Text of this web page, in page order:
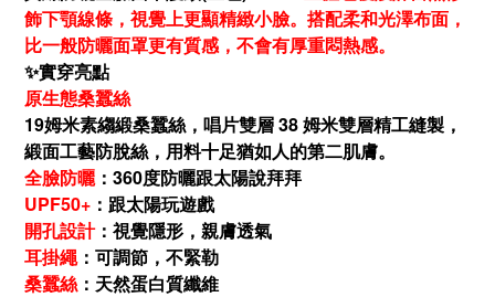
飾下顎線條，視覺上更顯精緻小臉。搭配柔和光澤布面，
比一般防曬面罩更有質感，不會有厚重悶熱感。
✨實穿亮點
原生態桑蠶絲
19姆米素縐緞桑蠶絲，唱片雙層 38 姆米雙層精工縫製，
緞面工藝防脫絲，用料十足猶如人的第二肌膚。
全臉防曬：360度防曬跟太陽說拜拜
UPF50+ ：跟太陽玩遊戲
開孔設計：視覺隱形，親膚透氣
耳掛繩：可調節，不緊勒
桑蠶絲：天然蛋白質纖維